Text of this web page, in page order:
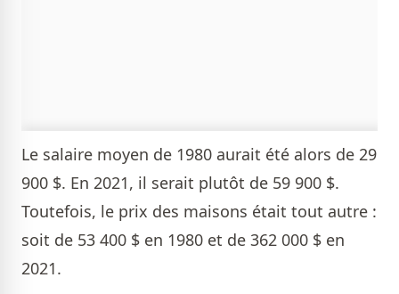
Le salaire moyen de 1980 aurait été alors de 29
900 $. En 2021, il serait plutôt de 59 900 $.
Toutefois, le prix des maisons était tout autre :
soit de 53 400 $ en 1980 et de 362 000 $ en
2021.